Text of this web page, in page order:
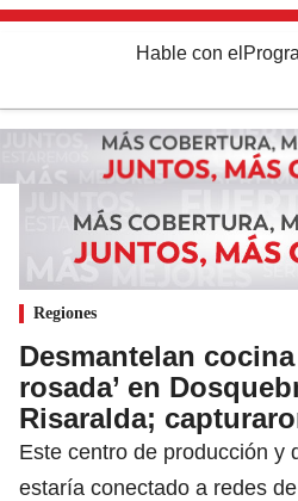
Hable con el
Regiones
Desmantelan
rosada’ en
Risaralda;
Este centro de producción y
estaría conectado a redes